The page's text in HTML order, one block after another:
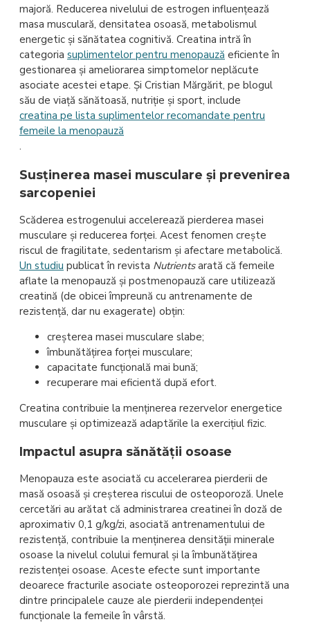
majoră. Reducerea nivelului de estrogen influențează
masa musculară, densitatea osoasă, metabolismul
energetic și sănătatea cognitivă. Creatina intră în
categoria suplimentelor pentru menopauză eficiente în
gestionarea și ameliorarea simptomelor neplăcute
asociate acestei etape. Și Cristian Mărgărit, pe blogul
său de viață sănătoasă, nutriție și sport, include
creatina pe lista suplimentelor recomandate pentru
femeile la menopauză
.
Susținerea masei musculare și prevenirea
sarcopeniei
Scăderea estrogenului accelerează pierderea masei
musculare și reducerea forței. Acest fenomen crește
riscul de fragilitate, sedentarism și afectare metabolică.
Un studiu publicat în revista Nutrientsarată că femeile
aflate la menopauză și postmenopauză care utilizează
creatină (de obicei împreună cu antrenamente de
rezistență, dar nu exagerate) obțin:
creșterea masei musculare slabe;
îmbunătățirea forței musculare;
capacitate funcțională mai bună;
recuperare mai eficientă după efort.
Creatina contribuie la menținerea rezervelor energetice
musculare și optimizează adaptările la exercițiul fizic.
Impactul asupra sănătății osoase
Menopauza este asociată cu accelerarea pierderii de
masă osoasă și creșterea riscului de osteoporoză. Unele
cercetări au arătat că administrarea creatinei în doză de
aproximativ 0,1 g/kg/zi, asociată antrenamentului de
rezistență, contribuie la menținerea densității minerale
osoase la nivelul colului femural și la îmbunătățirea
rezistenței osoase. Aceste efecte sunt importante
deoarece fracturile asociate osteoporozei reprezintă una
dintre principalele cauze ale pierderii independenței
funcționale la femeile în vârstă.